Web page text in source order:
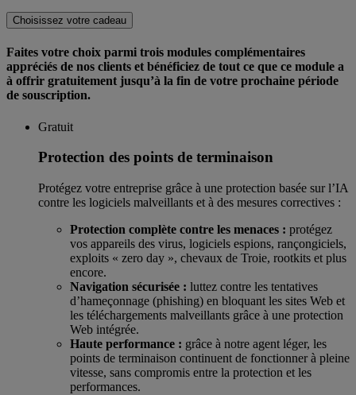
Choisissez votre cadeau
Faites votre choix parmi trois modules complémentaires
appréciés de nos clients et bénéficiez de tout ce que ce module a
à offrir gratuitement jusqu’à la fin de votre prochaine période
de souscription.
Gratuit
Protection des points de terminaison
Protégez votre entreprise grâce à une protection basée sur l’IA
contre les logiciels malveillants et à des mesures correctives :
Protection complète contre les menaces : protégez
vos appareils des virus, logiciels espions, rançongiciels,
exploits « zero day », chevaux de Troie, rootkits et plus
encore.
Navigation sécurisée : luttez contre les tentatives
d’hameçonnage (phishing) en bloquant les sites Web et
les téléchargements malveillants grâce à une protection
Web intégrée.
Haute performance : grâce à notre agent léger, les
points de terminaison continuent de fonctionner à pleine
vitesse, sans compromis entre la protection et les
performances.